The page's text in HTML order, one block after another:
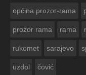
općina prozor-rama
prozor rama rama
rukomet sarajevo
uzdol čović